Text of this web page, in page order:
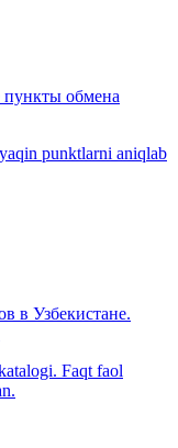
обмена
punktlarni aniqlab
в Узбекистане.
Faqt faol